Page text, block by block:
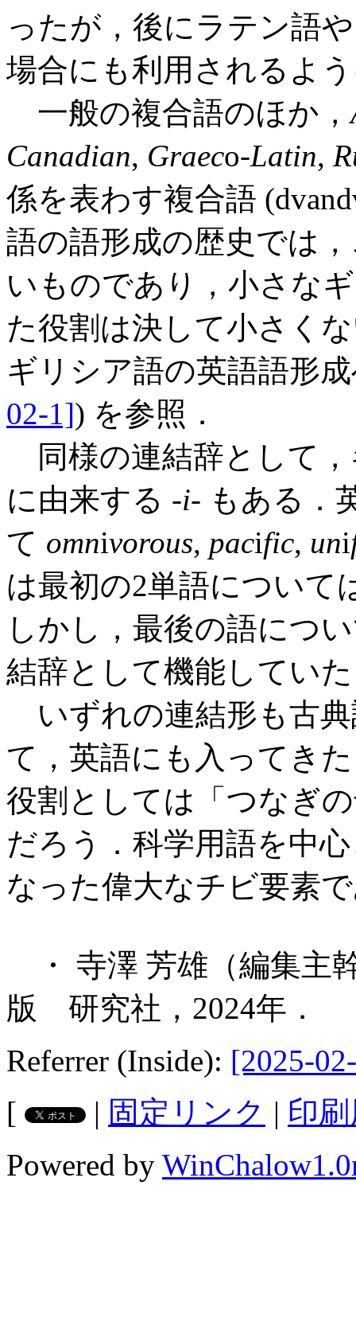
ったが，後にラテン語
場合にも利用されるよ
一般の複合語のほか，
Canadian, Graeco-Latin,
係を表わす複合語
語の語形成の歴史では
いものであり，小さな
た役割は決して小さく
ギリシア語の英語語形
02-1]) を参照．
同様の連結辞として
に由来する -i- もある．
て omnivorous, pacific, uni
は最初の2単語について
しかし，最後の語につ
結辞として機能してい
いずれの連結形も古
て，英語にも入ってき
役割としては「つなぎ
だろう．科学用語を中
なった偉大なチビ要素
・ 寺澤 芳雄（編集主
版 研究社，2024年．
Referrer (Inside): [2025-
[
| 固定リンク | 印
Powered by